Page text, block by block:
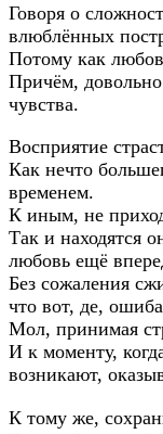
Говоря о
влюблённых
Потому как
Причём,
чувства.
Восприятие
Как нечто
временем.
К иным, не
Так и находятся
любовь ещё
Без сожаления
что вот, де,
Мол, принимая
И к моменту,
возникают,
К тому же,